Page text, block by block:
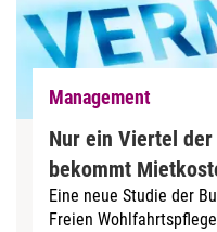
Management
Nur ein Viertel
bekommt
Eine neue Studie der
Freien